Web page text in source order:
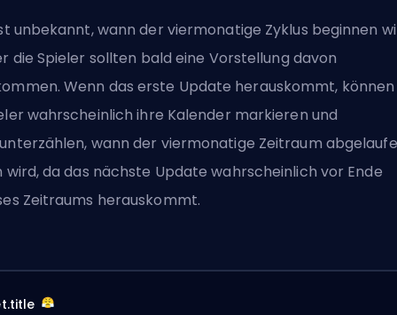
unbekannt, wann der viermonatige Zyklus beginnen
die Spieler sollten bald eine Vorstellung davon
Wenn das erste Update herauskommt, können
wahrscheinlich ihre Kalender markieren und
wann der viermonatige Zeitraum
wird, da das nächste Update wahrscheinlich vor Ende
Zeitraums herauskommt.